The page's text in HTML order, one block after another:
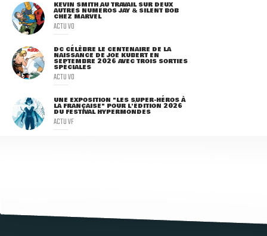
KEVIN SMITH AU TRAVAIL SUR DEUX
AUTRES NUMÉROS JAY & SILENT BOB
CHEZ MARVEL
ACTU VO
DC CÉLÈBRE LE CENTENAIRE DE LA
NAISSANCE DE JOE KUBERT EN
SEPTEMBRE 2026 AVEC TROIS SORTIES
SPÉCIALES
ACTU VO
UNE EXPOSITION "LES SUPER-HÉROS À
LA FRANÇAISE" POUR L'ÉDITION 2026
DU FESTIVAL HYPERMONDES
ACTU VF